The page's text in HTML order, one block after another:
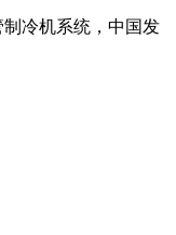
冷机系统，中国发